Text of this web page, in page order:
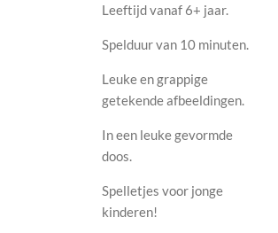
Leeftijd vanaf 6+ jaar.
Spelduur van 10 minuten.
Leuke en grappige
getekende afbeeldingen.
In een leuke gevormde
doos.
Spelletjes voor jonge
kinderen!